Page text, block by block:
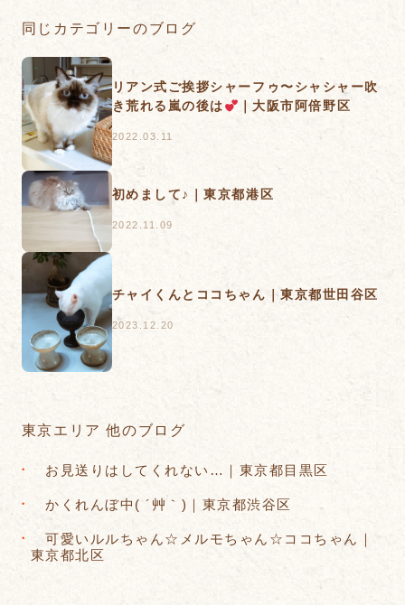
同じカテゴリーのブログ
リアン式ご挨拶シャーフゥ〜シャシャー吹
き荒れる嵐の後は
｜大阪市阿倍野区
2022.03.11
初めまして♪｜東京都港区
2022.11.09
チャイくんとココちゃん｜東京都世田谷区
2023.12.20
東京エリア 他のブログ
お見送りはしてくれない…｜東京都目黒区
かくれんぼ中( ´艸｀)｜東京都渋谷区
可愛いルルちゃん☆メルモちゃん☆ココちゃん｜
東京都北区